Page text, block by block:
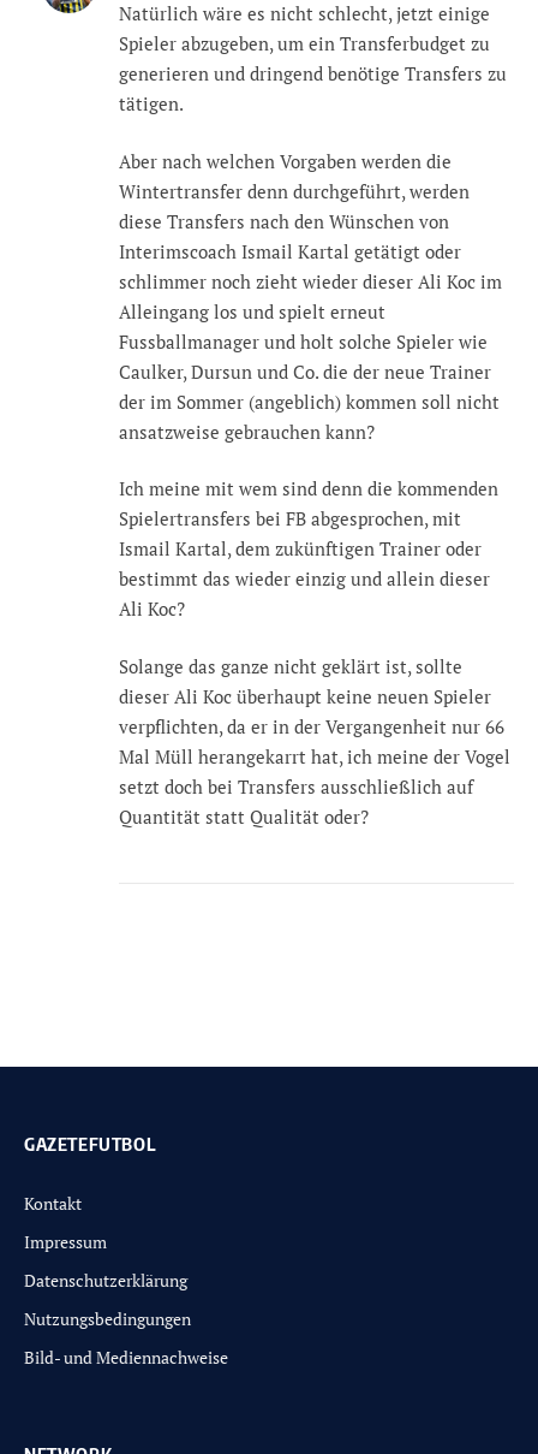
Natürlich wäre es nicht schlecht, jetzt einige
Spieler abzugeben, um ein Transferbudget zu
generieren und dringend benötige Transfers zu
tätigen.
Aber nach welchen Vorgaben werden die
Wintertransfer denn durchgeführt, werden
diese Transfers nach den Wünschen von
Interimscoach Ismail Kartal getätigt oder
schlimmer noch zieht wieder dieser Ali Koc im
Alleingang los und spielt erneut
Fussballmanager und holt solche Spieler wie
Caulker, Dursun und Co. die der neue Trainer
der im Sommer (angeblich) kommen soll nicht
ansatzweise gebrauchen kann?
Ich meine mit wem sind denn die kommenden
Spielertransfers bei FB abgesprochen, mit
Ismail Kartal, dem zukünftigen Trainer oder
bestimmt das wieder einzig und allein dieser
Ali Koc?
Solange das ganze nicht geklärt ist, sollte
dieser Ali Koc überhaupt keine neuen Spieler
verpflichten, da er in der Vergangenheit nur 66
Mal Müll herangekarrt hat, ich meine der Vogel
setzt doch bei Transfers ausschließlich auf
Quantität statt Qualität oder?
GAZETEFUTBOL
Kontakt
Impressum
Datenschutzerklärung
Nutzungsbedingungen
Bild- und Mediennachweise